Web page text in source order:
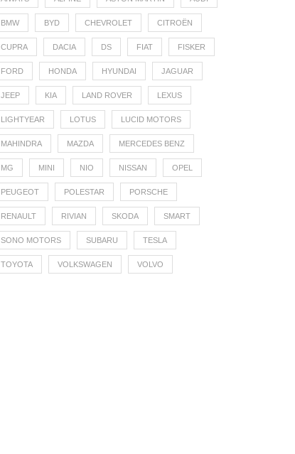
BMW BYD CHEVROLET CITROËN
CUPRA DACIA DS FIAT FISKER
FORD HONDA HYUNDAI JAGUAR
JEEP KIA LAND ROVER LEXUS
LIGHTYEAR LOTUS LUCID MOTORS
MAHINDRA MAZDA MERCEDES BENZ
MG MINI NIO NISSAN OPEL
PEUGEOT POLESTAR PORSCHE
RENAULT RIVIAN SKODA SMART
SONO MOTORS SUBARU TESLA
TOYOTA VOLKSWAGEN VOLVO